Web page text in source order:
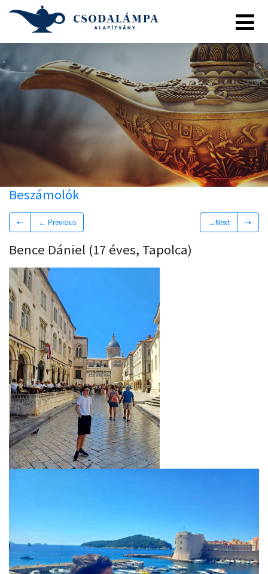
Beszámolók
⇠ ← Previous →Next ⇢
Bence Dániel (17 éves, Tapolca)